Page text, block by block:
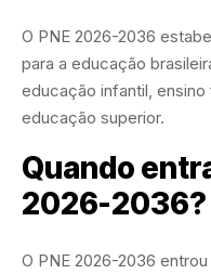
O PNE 2026-2036
para a educação
educação infantil,
educação superior.
Quando
2026-2036?
O PNE 2026-2036